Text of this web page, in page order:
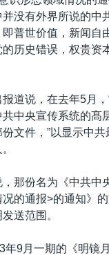
没有外界所说的中
普世价值，新闻自
历史错误，权贵资
道说，在去年5月
中央宣传系统的髙
文件，”以显示中
那份名为《中共中
的通报>的通知》
送范围。
年9月一期的《明镜